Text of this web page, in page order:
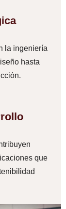
la ingeniería
hasta
que